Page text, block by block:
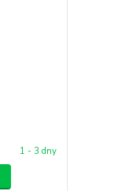
1 - 3 dny